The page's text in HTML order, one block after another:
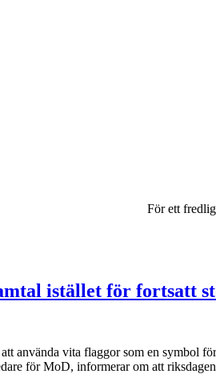
För ett
istället för fortsatt
använda vita flaggor som en
för MoD, informerar om att